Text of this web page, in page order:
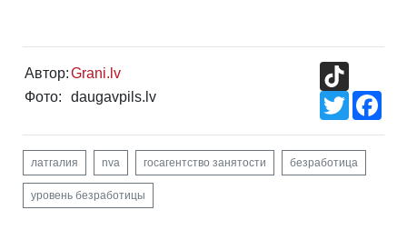
Автор:Grani.lv
Фото:
daugavpils.lv
Twitter
латгалия nva госагентство занятости безработица
уровень безработицы